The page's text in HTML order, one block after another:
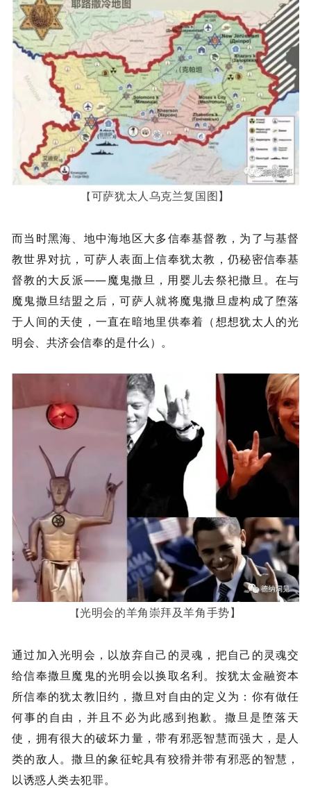
【可萨犹太人乌克兰复国图】
而当时黑海、地中海地区大多信奉基督教，为了与基督
教世界对抗，可萨人表面上信奉犹太教，仍秘密信奉基
督教的大反派——魔鬼撒旦，用婴儿去祭祀撒旦。在与
魔鬼撒旦结盟之后，可萨人就将魔鬼撒旦虚构成了堕落
于人间的天使，一直在暗地里供奉着（想想犹太人的光
明会、共济会信奉的是什么）。
【光明会的羊角崇拜及羊角手势】
通过加入光明会，以放弃自己的灵魂，把自己的灵魂交
给信奉撒旦魔鬼的光明会以换取名利。 按犹太金融资本
所信奉的犹太教旧约，撒旦对自由的定义为： 你有做任
何事的自由，并且不必为此感到抱歉。撒旦是堕落天
使，拥有很大的破坏力量，带有邪恶智慧而强大， 是人
类的敌人。撒旦的象征蛇具有狡猾并带有邪恶的智慧，
以诱惑人类去犯罪。